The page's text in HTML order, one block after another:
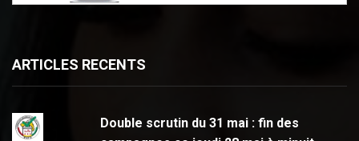
ARTICLES RECENTS
Double scrutin du 31 mai : fin des